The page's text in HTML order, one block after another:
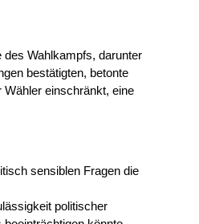
Wahlkampfs, darunter
bestätigten, betonte
einschränkt, eine
sensiblen Fragen die
politischer